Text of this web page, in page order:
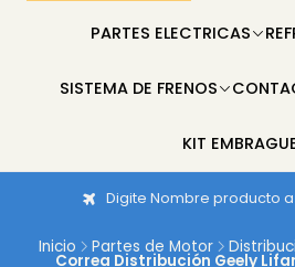
PARTES ELECTRICAS
SISTEMA DE FRENOS
KIT
Digite Nombre producto
Inicio Partes de Motor
Correa Distribución Geely